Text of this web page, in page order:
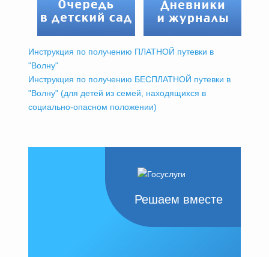
Инструкция по получению ПЛАТНОЙ путевки в
"Волну"
Инструкция по получению БЕСПЛАТНОЙ путевки в
"Волну" (для детей из семей, находящихся в
социально-опасном положении)
Решаем вместе